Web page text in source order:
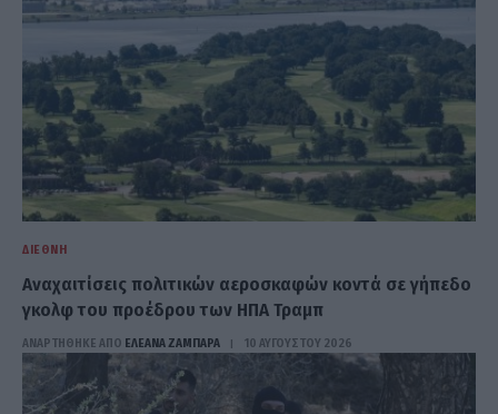
ΔΙΕΘΝΉ
Αναχαιτίσεις πολιτικών αεροσκαφών κοντά σε γήπεδο
γκολφ του προέδρου των ΗΠΑ Τραμπ
ΑΝΑΡΤΗΘΗΚΕ ΑΠΟ ΕΛΕΑΝΑ ΖΑΜΠΑΡΑ 10 ΑΥΓΟΎΣΤΟΥ 2026